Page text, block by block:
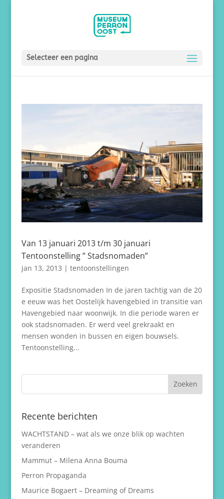
Selecteer een pagina
Van 13 januari 2013 t/m 30 januari
Tentoonstelling ” Stadsnomaden”
jan 13, 2013 | tentoonstellingen
Expositie Stadsnomaden In de jaren tachtig van de 20
e eeuw was het Oostelijk havengebied in transitie van
Havengebied naar woonwijk. In die periode waren er
ook stadsnomaden. Er werd veel grekraakt en
mensen wonden in bussen en eigen bouwsels.
Tentoonstelling...
Recente berichten
WACHTSTAND – wat als we onze blik op wachten
veranderen
Mammut – Milena Anna Bouma
Perron Propaganda
Maurice Bogaert – Dreaming of Dreams